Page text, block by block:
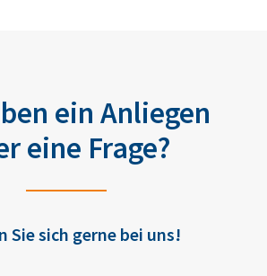
ein Anliegen
eine Frage?
Sie sich gerne bei uns!